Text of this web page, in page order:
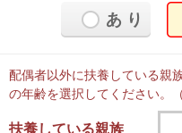
あ り
配偶者以外に扶養している親
の年齢を選択してください。
扶養している親族